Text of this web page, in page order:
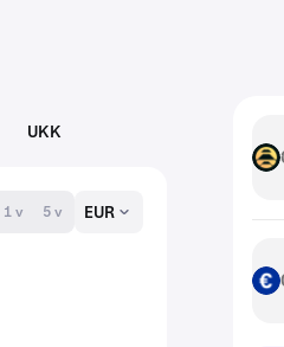
UKK
1 v 5 v EUR
PROMPT
EUR